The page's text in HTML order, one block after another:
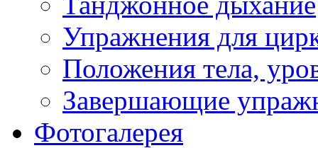
Упражнения для
Положения тела,
Завершающие
Фотогалерея